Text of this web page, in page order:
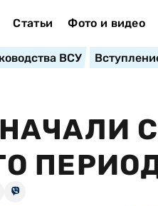
Статьи Фото и видео
ВСУ